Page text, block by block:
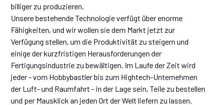
billiger zu produzieren.
Unsere bestehende Technologie verfügt über enorme
Fähigkeiten, und wir wollen sie dem Markt jetzt zur
Verfügung stellen, um die Produktivität zu steigern und
einige der kurzfristigen Herausforderungen der
Fertigungsindustrie zu bewältigen. Im Laufe der Zeit wird
jeder - vom Hobbybastler bis zum Hightech-Unternehmen
der Luft- und Raumfahrt - in der Lage sein, Teile zu bestellen
und per Mausklick an jeden Ort der Welt liefern zu lassen.